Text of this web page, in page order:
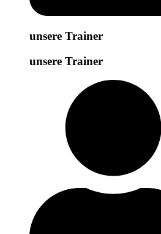
unsere Trainer
unsere Trainer